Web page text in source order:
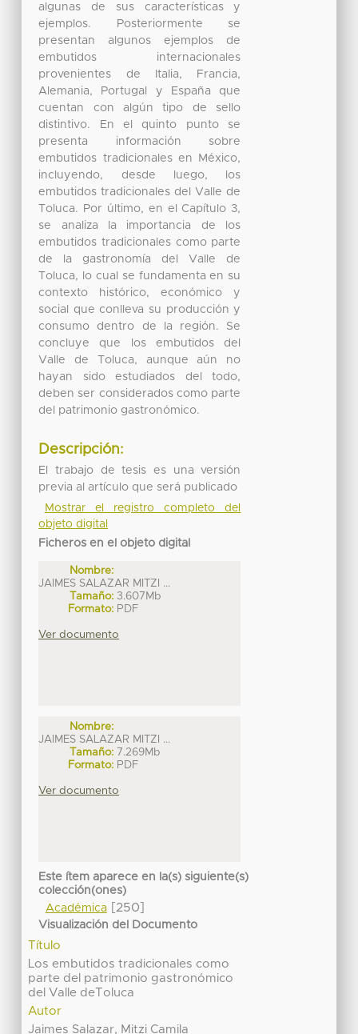
algunas de sus características y
ejemplos. Posteriormente se
presentan algunos ejemplos de
embutidos internacionales
provenientes de Italia, Francia,
Alemania, Portugal y España que
cuentan con algún tipo de sello
distintivo. En el quinto punto se
presenta información sobre
embutidos tradicionales en México,
incluyendo, desde luego, los
embutidos tradicionales del Valle de
Toluca. Por último, en el Capítulo 3,
se analiza la importancia de los
embutidos tradicionales como parte
de la gastronomía del Valle de
Toluca, lo cual se fundamenta en su
contexto histórico, económico y
social que conlleva su producción y
consumo dentro de la región. Se
concluye que los embutidos del
Valle de Toluca, aunque aún no
hayan sido estudiados del todo,
deben ser considerados como parte
del patrimonio gastronómico.
Descripción:
El trabajo de tesis es una versión
previa al artículo que será publicado
Mostrar el registro completo del
objeto digital
Ficheros en el objeto digital
Nombre:
JAIMES SALAZAR MITZI ...
Tamaño: 3.607Mb
Formato: PDF
Ver documento
Nombre:
JAIMES SALAZAR MITZI ...
Tamaño: 7.269Mb
Formato: PDF
Ver documento
Este ítem aparece en la(s) siguiente(s)
colección(ones)
Académica[250]
Visualización del Documento
Título
Los embutidos tradicionales como
parte del patrimonio gastronómico
del Valle deToluca
Autor
Jaimes Salazar, Mitzi Camila